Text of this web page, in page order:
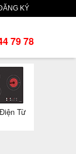
KÝ
79 78
Từ